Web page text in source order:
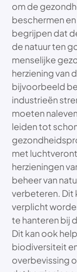
om de
beschermen
begrijpen dat
de natuur ten
menselijke
herziening van
bijvoorbeeld
industrieën
moeten
leiden tot
met
herzieningen
beheer van
verbeteren. Dit
verplicht
te hanteren bij
Dit kan ook
biodiversiteit
overbevissing